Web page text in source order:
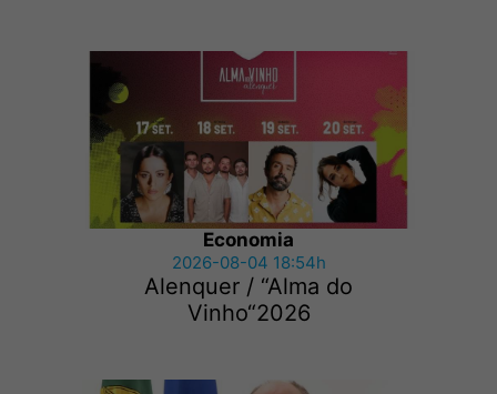
Economia
2026-08-04 18:54h
Alenquer / “Alma do
Vinho“2026